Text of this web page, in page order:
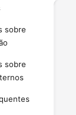
sobre
sobre